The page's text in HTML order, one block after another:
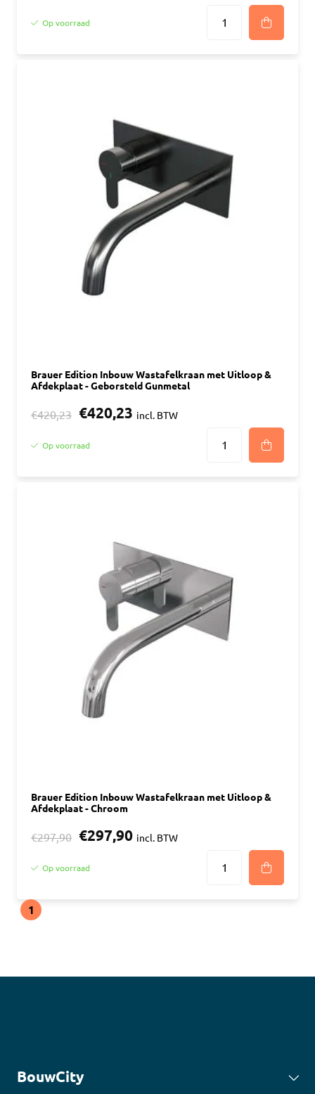
Op voorraad
Brauer Edition Inbouw Wastafelkraan met Uitloop &
Afdekplaat - Geborsteld Gunmetal
€420,23 €420,23 incl. BTW
Op voorraad
Brauer Edition Inbouw Wastafelkraan met Uitloop &
Afdekplaat - Chroom
€297,90 €297,90 incl. BTW
Op voorraad
1
BouwCity